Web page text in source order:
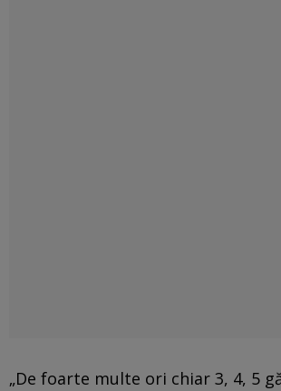
„De foarte multe ori chiar 3, 4, 5